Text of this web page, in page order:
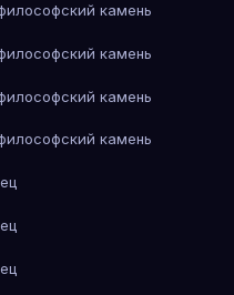
камень
камень
камень
камень